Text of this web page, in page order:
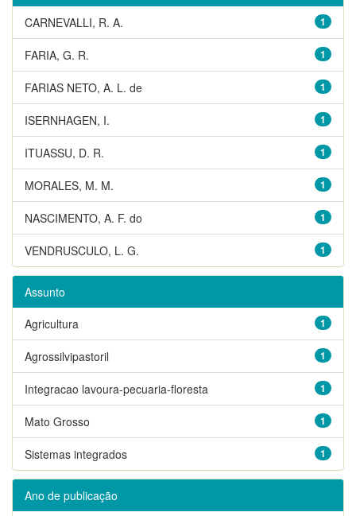
1
CARNEVALLI, R. A.
1
FARIA, G. R.
1
FARIAS NETO, A. L. de
1
ISERNHAGEN, I.
1
ITUASSU, D. R.
1
MORALES, M. M.
1
NASCIMENTO, A. F. do
1
VENDRUSCULO, L. G.
Assunto
1
Agricultura
1
Agrossilvipastoril
1
Integracao lavoura-pecuaria-floresta
1
Mato Grosso
1
Sistemas integrados
Ano de publicação